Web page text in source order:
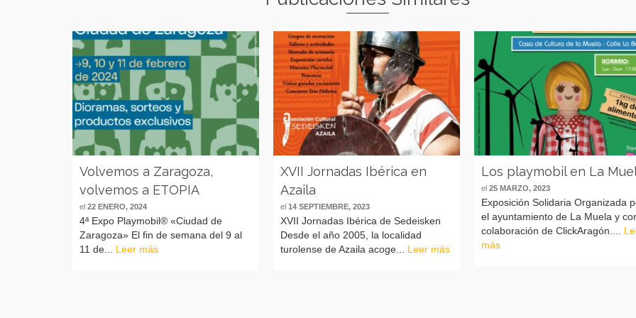
Volvemos a Zaragoza,
volvemos a ETOPIA
el 22 ENERO, 2024
4ª Expo Playmobil® «Ciudad de
Zaragoza» El fin de semana del 9 al
11 de... Leer más
XVII Jornadas Ibérica en
Azaila
el14 SEPTIEMBRE, 2023
XVII Jornadas Ibérica de Sedeisken
Desde el año 2005, la localidad
turolense de Azaila acoge... Leer más
Los playmobil en La
el25 MARZO, 2023
Exposición Solidaria Organizada
el ayuntamiento de La Muela y
colaboración de ClickAragón....
más